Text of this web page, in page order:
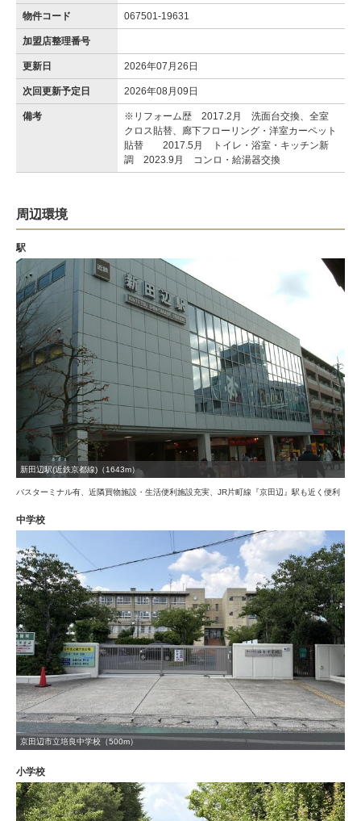
物件コード 067501-19631
加盟店整理番号
更新日 2026年07月26日
次回更新予定日 2026年08月09日
備考
※リフォーム歴 2017.2月 洗面台交換、全室
クロス貼替、廊下フローリング・洋室カーペット
貼替 2017.5月 トイレ・浴室・キッチン新
調 2023.9月 コンロ・給湯器交換
周辺環境
駅
新田辺駅(近鉄京都線)（1643m）
バスターミナル有、近隣買物施設・生活便利施設充実、JR片町線『京田辺』駅も近く便利
中学校
京田辺市立培良中学校（500m）
小学校